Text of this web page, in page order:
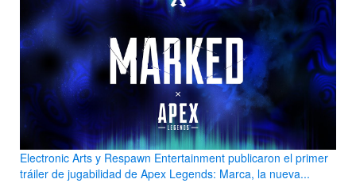
Electronic Arts y Respawn Entertainment publicaron el primer
tráiler de jugabilidad de Apex Legends: Marca, la nueva...